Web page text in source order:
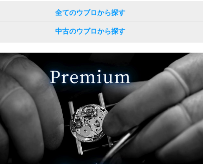
全てのウブロから探す
中古のウブロから探す